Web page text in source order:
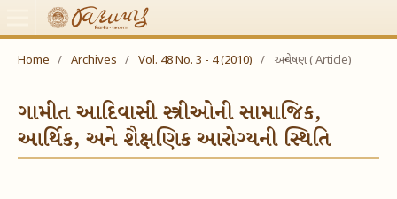
Home / Archives / Vol. 48 No. 3 - 4 (2010) / અન્વેષણ ( Article)
ગામીત આદિવાસી સ્ત્રીઓની સામાજિક,
આર્થિક, અને શૈક્ષણિક આરોગ્યની સ્થિતિ